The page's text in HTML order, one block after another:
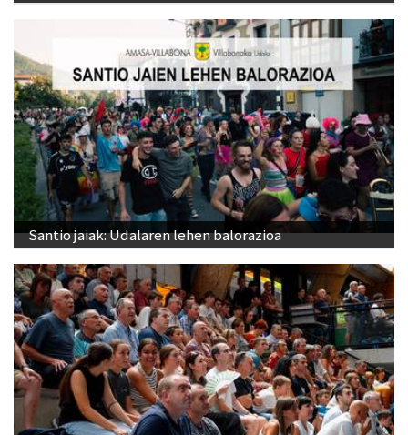
Santio jaiak: Udalaren lehen balorazioa